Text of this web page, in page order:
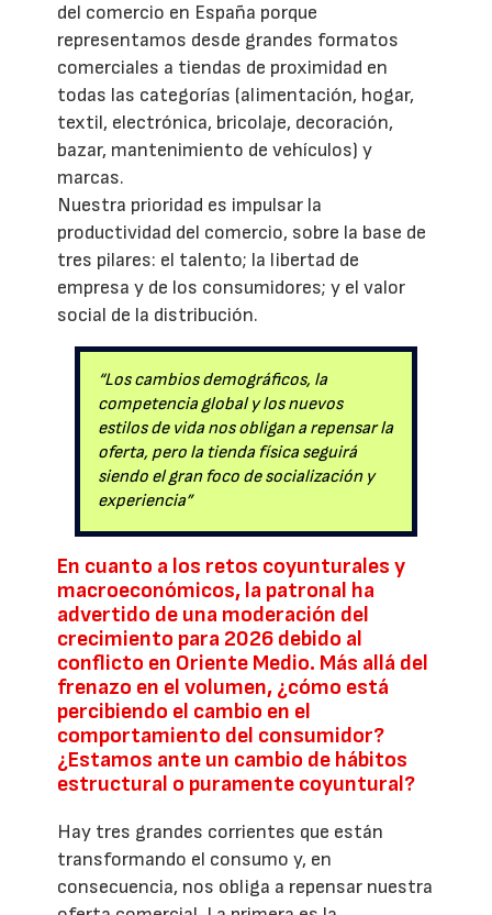
del comercio en España porque
representamos desde grandes formatos
comerciales a tiendas de proximidad en
todas las categorías (alimentación, hogar,
textil, electrónica, bricolaje, decoración,
bazar, mantenimiento de vehículos) y
marcas.
Nuestra prioridad es impulsar la
productividad del comercio, sobre la base de
tres pilares: el talento; la libertad de
empresa y de los consumidores; y el valor
social de la distribución.
“Los cambios demográficos, la
competencia global y los nuevos
estilos de vida nos obligan a repensar la
oferta, pero la tienda física seguirá
siendo el gran foco de socialización y
experiencia”
En cuanto a los retos coyunturales y
macroeconómicos, la patronal ha
advertido de una moderación del
crecimiento para 2026 debido al
conflicto en Oriente Medio. Más allá del
frenazo en el volumen, ¿cómo está
percibiendo el cambio en el
comportamiento del consumidor?
¿Estamos ante un cambio de hábitos
estructural o puramente coyuntural?
Hay tres grandes corrientes que están
transformando el consumo y, en
consecuencia, nos obliga a repensar nuestra